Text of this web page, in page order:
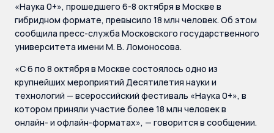
«Наука 0+», прошедшего 6-8 октября в Москве в
гибридном формате, превысило 18 млн человек. Об этом
сообщила пресс-служба Московского государственного
университета имени М. В. Ломоносова.
«С 6 по 8 октября в Москве состоялось одно из
крупнейших мероприятий Десятилетия науки и
технологий — всероссийский фестиваль «Наука 0+», в
котором приняли участие более 18 млн человек в
онлайн- и офлайн-форматах», — говорится в сообщении.